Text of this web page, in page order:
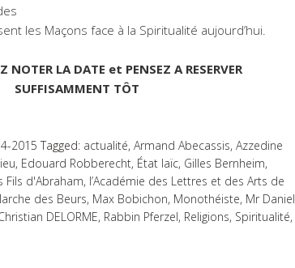
les Maçons face à la Spiritualité aujourd’hui.
NOTER LA DATE et PENSEZ A RESERVER
SUFFISAMMENT TÔT
2015 Tagged: actualité, Armand Abecassis, Azzedine
, Edouard Robberecht, État laïc, Gilles Bernheim,
Fils d'Abraham, l’Académie des Lettres et des Arts de
des Beurs, Max Bobichon, Monothéiste, Mr Daniel
DELORME, Rabbin Pferzel, Religions, Spiritualité,